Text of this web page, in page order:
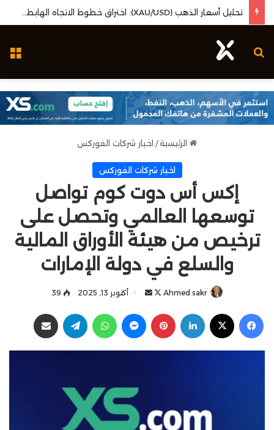
تحليل أسعار الذهب (XAU/USD): اختراق خطوط الاتجاه الهابطة وزخم بيانات البطالة الأمريكية
بحث عن
الرئيسية/ اخبار شركات الفوركس
اخبار شركات الفوركس
إكس أس دوت كوم تواصل
توسعها العالمي وتحصل على
ترخيص من هيئة الأوراق المالية
والسلع في دولة الإمارات
Ahmed sakr
ت
ب
ع
س
ل
ب
إ
أكتوبر 13, 2025 39